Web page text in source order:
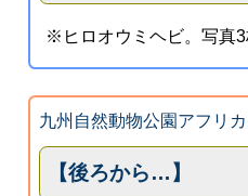
※ヒロオウミヘビ。写真3
九州自然動物公園アフリ
【後ろから…】